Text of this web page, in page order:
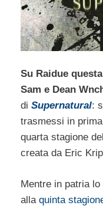
Su Raidue
Sam e Dean
di Supernatural:
trasmessi in
quarta stagione
creata da Eric
Mentre in patria
alla quinta